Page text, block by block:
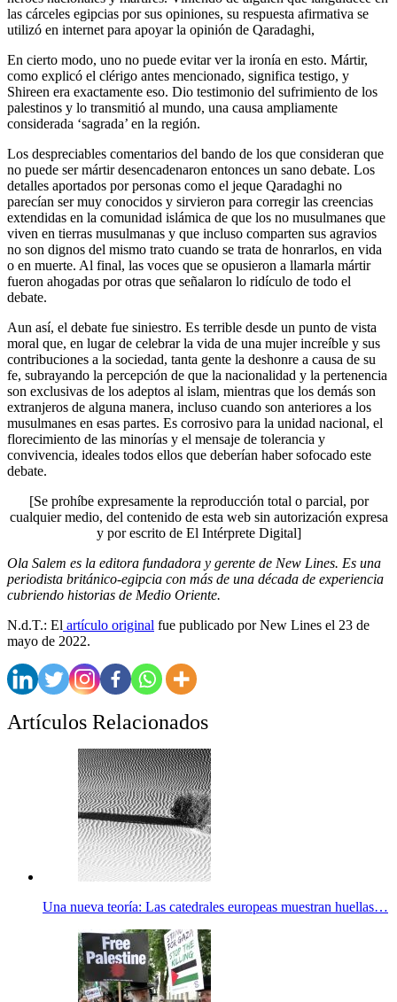
las cárceles egipcias por sus opiniones, su respuesta afirmativa se
utilizó en internet para apoyar la opinión de Qaradaghi,
En cierto modo, uno no puede evitar ver la ironía en esto. Mártir,
como explicó el clérigo antes mencionado, significa testigo, y
Shireen era exactamente eso. Dio testimonio del sufrimiento de los
palestinos y lo transmitió al mundo, una causa ampliamente
considerada ‘sagrada’ en la región.
Los despreciables comentarios del bando de los que consideran que
no puede ser mártir desencadenaron entonces un sano debate. Los
detalles aportados por personas como el jeque Qaradaghi no
parecían ser muy conocidos y sirvieron para corregir las creencias
extendidas en la comunidad islámica de que los no musulmanes que
viven en tierras musulmanas y que incluso comparten sus agravios
no son dignos del mismo trato cuando se trata de honrarlos, en vida
o en muerte. Al final, las voces que se opusieron a llamarla mártir
fueron ahogadas por otras que señalaron lo ridículo de todo el
debate.
Aun así, el debate fue siniestro. Es terrible desde un punto de vista
moral que, en lugar de celebrar la vida de una mujer increíble y sus
contribuciones a la sociedad, tanta gente la deshonre a causa de su
fe, subrayando la percepción de que la nacionalidad y la pertenencia
son exclusivas de los adeptos al islam, mientras que los demás son
extranjeros de alguna manera, incluso cuando son anteriores a los
musulmanes en esas partes. Es corrosivo para la unidad nacional, el
florecimiento de las minorías y el mensaje de tolerancia y
convivencia, ideales todos ellos que deberían haber sofocado este
debate.
[Se prohíbe expresamente la reproducción total o parcial, por
cualquier medio, del contenido de esta web sin autorización expresa
y por escrito de El Intérprete Digital]
Ola Salem es la editora fundadora y gerente de New Lines. Es una
periodista británico-egipcia con más de una década de experiencia
cubriendo historias de Medio Oriente.
N.d.T.: El artículo original fue publicado por New Lines el 23 de
mayo de 2022.
Artículos Relacionados
Una nueva teoría: Las catedrales europeas muestran huellas…